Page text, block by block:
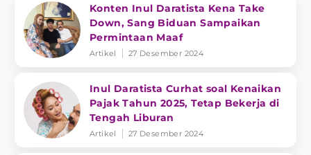
Konten Inul Daratista Kena Take
Down, Sang Biduan Sampaikan
Permintaan Maaf
Artikel 27 Desember 2024
Inul Daratista Curhat soal Kenaikan
Pajak Tahun 2025, Tetap Bekerja di
Tengah Liburan
Artikel 27 Desember 2024